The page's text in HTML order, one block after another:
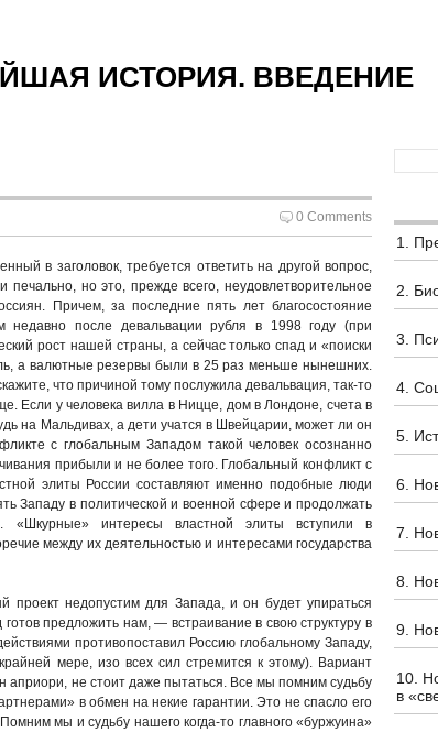
ИСТОРИЯ. ВВЕДЕНИЕ
0 Comments
в заголовок, требуется ответить на другой вопрос,
но это, прежде всего, неудовлетворительное
Причем, за последние пять лет благосостояние
недавно после девальвации рубля в 1998 году (при
рост нашей страны, а сейчас только спад и «поиски
а валютные резервы были в 25 раз меньше нынешних.
что причиной тому послужила девальвация, так-то
Если у человека вилла в Ницце, дом в Лондоне, счета в
на Мальдивах, а дети учатся в Швейцарии, может ли он
с глобальным Западом такой человек осознанно
прибыли и не более того. Глобальный конфликт с
элиты России составляют именно подобные люди
Западу в политической и военной сфере и продолжать
«Шкурные» интересы властной элиты вступили в
между их деятельностью и интересами государства
проект недопустим для Запада, и он будет упираться
предложить нам, — встраивание в свою структуру в
противопоставил Россию глобальному Западу,
мере, изо всех сил стремится к этому). Вариант
не стоит даже пытаться. Все мы помним судьбу
в обмен на некие гарантии. Это не спасло его
мы и судьбу нашего когда-то главного «буржуина»
1.
2.
3.
4.
5.
6.
7.
8.
9.
10.
в